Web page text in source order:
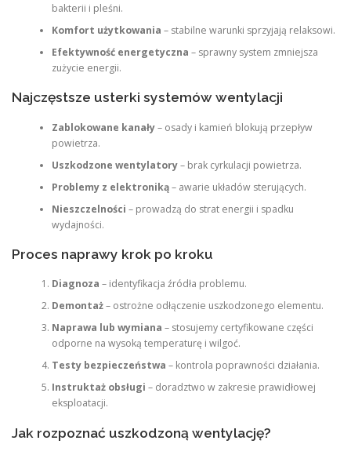
bakterii i pleśni.
Komfort użytkowania – stabilne warunki sprzyjają relaksowi.
Efektywność energetyczna – sprawny system zmniejsza
zużycie energii.
Najczęstsze usterki systemów wentylacji
Zablokowane kanały– osady i kamień blokują przepływ
powietrza.
Uszkodzone wentylatory– brak cyrkulacji powietrza.
Problemy z elektroniką– awarie układów sterujących.
Nieszczelności – prowadzą do strat energii i spadku
wydajności.
Proces naprawy krok po kroku
Diagnoza – identyfikacja źródła problemu.
Demontaż– ostrożne odłączenie uszkodzonego elementu.
Naprawa lub wymiana – stosujemy certyfikowane części
odporne na wysoką temperaturę i wilgoć.
Testy bezpieczeństwa – kontrola poprawności działania.
Instruktaż obsługi – doradztwo w zakresie prawidłowej
eksploatacji.
Jak rozpoznać uszkodzoną wentylację?